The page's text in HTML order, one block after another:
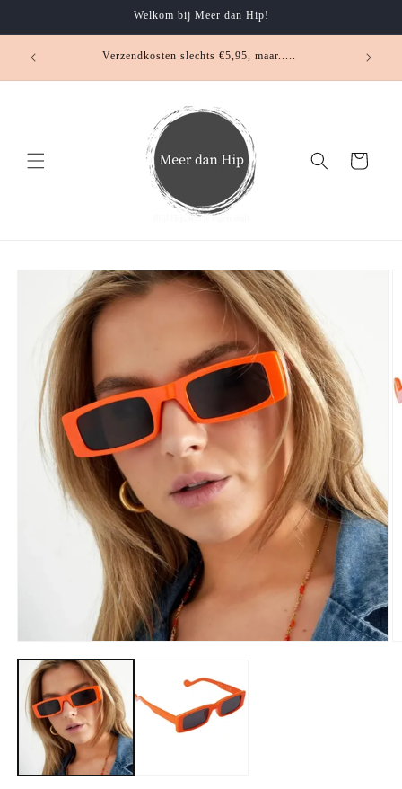
content
Welkom bij Meer dan Hip!
Verzendkosten slechts €5,95, maar..... ....
Winkelwagen
direct naar